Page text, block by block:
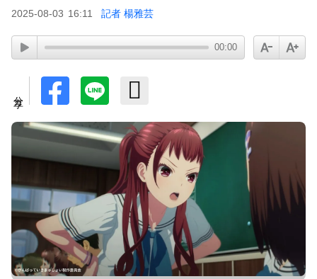
2025-08-03 16:11 記者 楊雅芸
00:00